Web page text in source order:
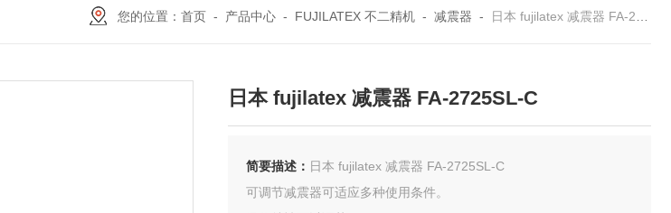
您的位置： 首页- 产品中心- FUJILATEX 不二精机- 减震器 - 日本 fujilatex 减震器 FA-2725SL-C
日本 fujilatex 减震器 FA-2725SL-C
简要描述：
日本 fujilatex 减震器 FA-2725SL-C
可调节减震器可适应多种使用条件。